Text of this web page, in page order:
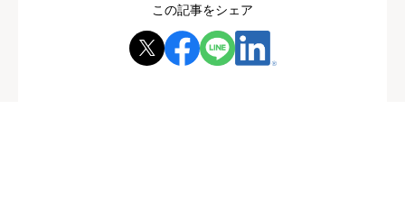
この記事をシェア